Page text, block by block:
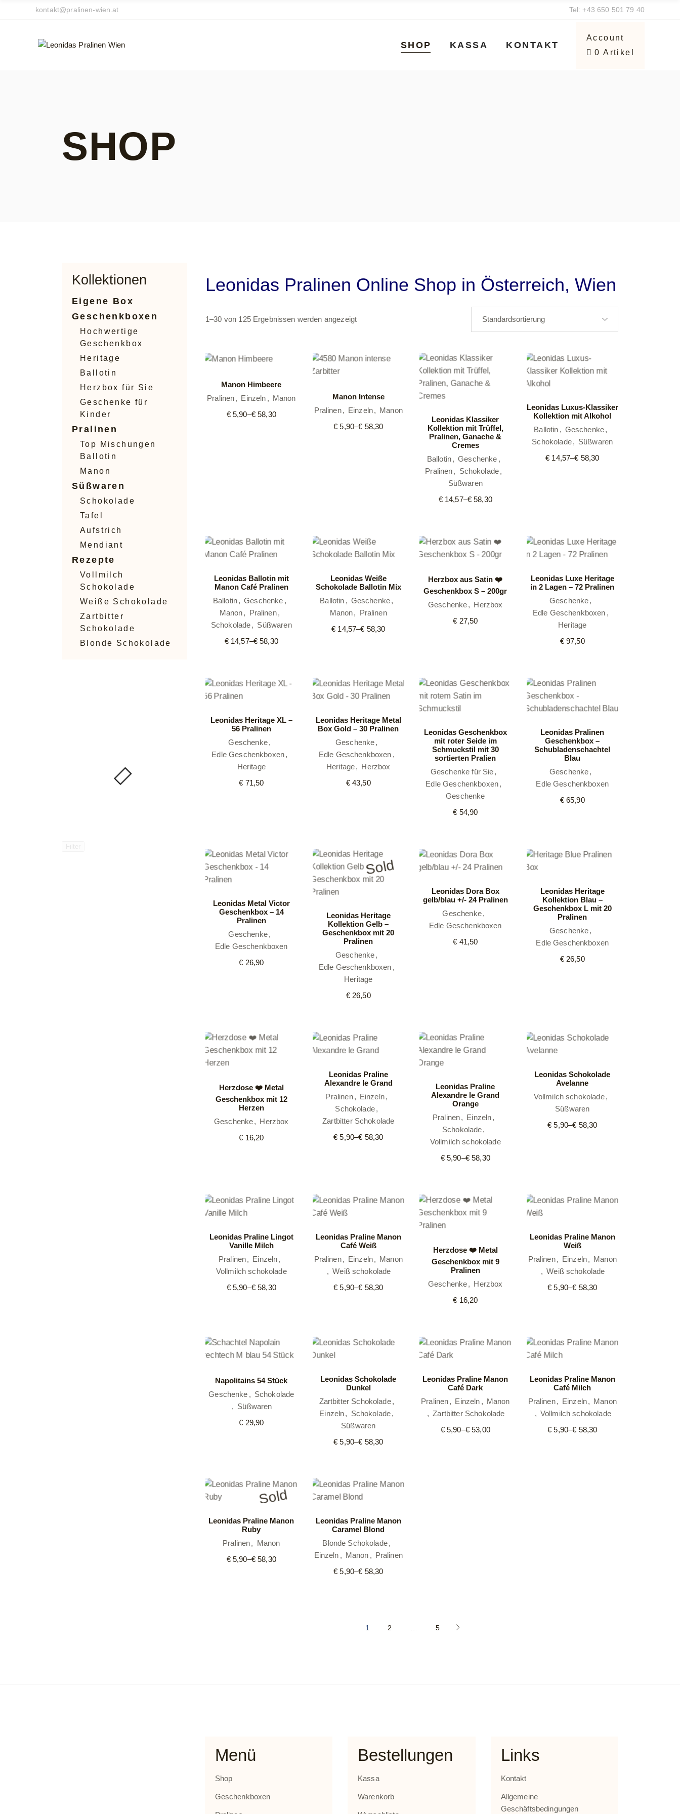
kontakt@pralinen-wien.at Tel:+43 650 501 79 40
SHOP
Süßwaren
Kundengeschenke
KASSA KONTAKT
Account
0 Artikel
Ballotin Bestseller
Tafel
Kundengeschenke
Warenkorb
SHOP
Leonidas Pralinen Online Shop in Österreich, Wien
1–30 von 125 Ergebnissen werden angezeigt
Manon Himbeere
Pralinen
Einzeln
Manon
€5,90–€58,30
Preisspanne:
Manon Intense
Pralinen
Einzeln
Manon
€ 5,90–€ 58,30
Preisspanne:
Leonidas Klassiker
Kollektion mit Trüffel,
Pralinen, Ganache &
Cremes
Ballotin
Geschenke
Pralinen
Schokolade
Süßwaren
€14,57–€58,30
Preisspanne:
Leonidas Luxus-Klassiker
Kollektion mit Alkohol
Ballotin
Geschenke
Schokolade
Süßwaren
€ 14,57–€ 58,30
Preisspanne:
Leonidas Ballotin mit
Manon Café Pralinen
Ballotin
Geschenke
Manon
Pralinen
Schokolade
Süßwaren
€14,57–€58,30
Preisspanne:
Leonidas Weiße
Schokolade Ballotin Mix
Ballotin
Geschenke
Manon
Pralinen
€ 14,57–€ 58,30
Preisspanne:
Herzbox aus Satin ❤️
Geschenkbox S – 200gr
Geschenke
Herzbox
€ 27,50
Leonidas Luxe Heritage
in 2 Lagen – 72 Pralinen
Geschenke
Edle Geschenkboxen
Heritage
€97,50
Leonidas Heritage XL –
56 Pralinen
Geschenke
Edle Geschenkboxen
Heritage
€ 71,50
Leonidas Heritage Metal
Box Gold – 30 Pralinen
Geschenke
Edle Geschenkboxen
Heritage
Herzbox
€43,50
Leonidas Geschenkbox
mit roter Seide im
Schmuckstil mit 30
sortierten Pralien
Geschenke für Sie
Edle Geschenkboxen
Geschenke
€ 54,90
Leonidas Pralinen
Geschenkbox –
Schubladenschachtel
Blau
Geschenke
Edle Geschenkboxen
€65,90
Leonidas Metal Victor
Geschenkbox – 14
Pralinen
Geschenke
Edle Geschenkboxen
€ 26,90
Sold
Leonidas Heritage
Kollektion Gelb –
Geschenkbox mit 20
Pralinen
Geschenke
Edle Geschenkboxen
Heritage
€26,50
Leonidas Dora Box
gelb/blau +/- 24 Pralinen
Geschenke
Edle Geschenkboxen
€ 41,50
Leonidas Heritage
Kollektion Blau –
Geschenkbox L mit 20
Pralinen
Geschenke
Edle Geschenkboxen
€26,50
Herzdose ❤️ Metal
Geschenkbox mit 12
Herzen
Geschenke
Herzbox
€ 16,20
Leonidas Praline
Alexandre le Grand
Pralinen
Einzeln
Schokolade
Zartbitter Schokolade
€ 5,90–€ 58,30
Preisspanne:
Leonidas Praline
Alexandre le Grand
Orange
Pralinen
Einzeln
Schokolade
Vollmilch schokolade
€5,90–€58,30
Preisspanne:
Leonidas Schokolade
Avelanne
Vollmilch schokolade
Süßwaren
€ 5,90–€ 58,30
Preisspanne:
Leonidas Praline Lingot
Vanille Milch
Pralinen
Einzeln
Vollmilch schokolade
€5,90–€58,30
Preisspanne:
Leonidas Praline Manon
Café Weiß
Pralinen
Einzeln
Manon
Weiß schokolade
€ 5,90–€ 58,30
Preisspanne:
Herzdose ❤️ Metal
Geschenkbox mit 9
Pralinen
Geschenke
Herzbox
€ 16,20
Leonidas Praline Manon
Weiß
Pralinen
Einzeln
Manon
Weiß schokolade
€ 5,90–€ 58,30
Preisspanne:
Napolitains 54 Stück
Geschenke
Schokolade
Süßwaren
€ 29,90
Leonidas Schokolade
Dunkel
Zartbitter Schokolade
Einzeln
Schokolade
Süßwaren
€ 5,90–€ 58,30
Preisspanne:
Leonidas Praline Manon
Café Dark
Pralinen
Einzeln
Manon
Zartbitter Schokolade
€5,90–€53,00
Preisspanne:
Leonidas Praline Manon
Café Milch
Pralinen
Einzeln
Manon
Vollmilch schokolade
€ 5,90–€ 58,30
Preisspanne:
Sold
Leonidas Praline Manon
Ruby
Pralinen
Manon
€5,90–€58,30
Preisspanne:
Leonidas Praline Manon
Caramel Blond
Blonde Schokolade
Einzeln
Manon
Pralinen
€ 5,90–€ 58,30
Preisspanne:
1 2 5
Kollektionen
Eigene Box
Geschenkboxen
Hochwertige
Geschenkbox
Heritage
Ballotin
Herzbox für Sie
Geschenke für
Kinder
Pralinen
Top Mischungen
Ballotin
Manon
Süßwaren
Schokolade
Tafel
Aufstrich
Mendiant
Rezepte
Vollmilch
Schokolade
Weiße Schokolade
Zartbitter
Schokolade
Blonde Schokolade
Menü
Shop
Geschenkboxen
Bestellungen
Kassa
Warenkorb
Links
Kontakt
Allgemeine
Geschäftsbedingungen